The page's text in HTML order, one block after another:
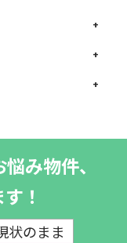
み物件、
！
状のまま